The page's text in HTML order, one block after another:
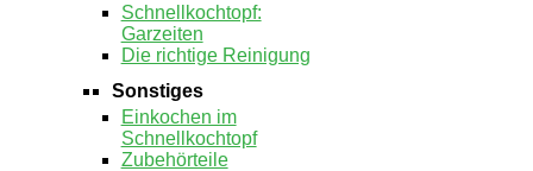
Schnellkochtopf:
Garzeiten
Die richtige Reinigung
Sonstiges
Einkochen im
Schnellkochtopf
Zubehörteile